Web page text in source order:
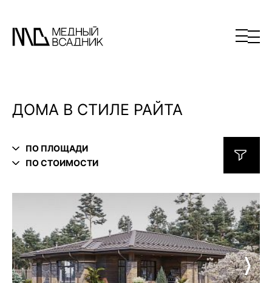
ДОМА В СТИЛЕ РАЙТА
ПО ПЛОЩАДИ
ПО СТОИМОСТИ